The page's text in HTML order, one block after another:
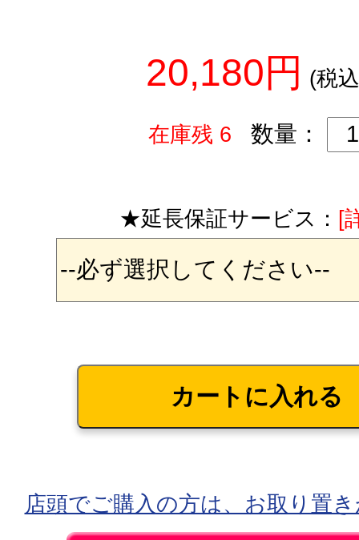
20,180円 (税
在庫残 6 数量：
★延長保証サービス： [
店頭でご購入の方は、お取り置